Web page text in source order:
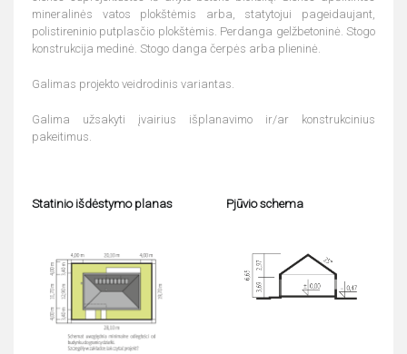
mineralinės vatos plokštėmis arba, statytojui pageidaujant,
polistireninio putplasčio plokštėmis. Perdanga gelžbetoninė. Stogo
konstrukcija medinė. Stogo danga čerpės arba plieninė.
Galimas projekto veidrodinis variantas.
Galima užsakyti įvairius išplanavimo ir/ar konstrukcinius
pakeitimus.
Statinio išdėstymo planas Pjūvio schema